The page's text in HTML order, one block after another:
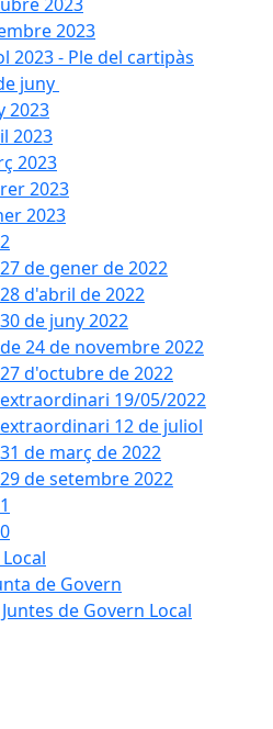
2023
2023 - Ple del cartipàs
juny
2023
2023
2023
2023
2023
de gener de 2022
d'abril de 2022
de juny 2022
24 de novembre 2022
d'octubre de 2022
19/05/2022
12 de juliol
de març de 2022
de setembre 2022
de Govern
de Govern Local